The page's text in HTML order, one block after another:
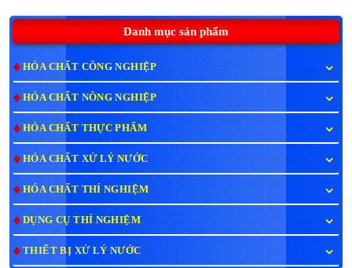
Danh mục sản phẩm
HÓA CHẤT CÔNG NGHIỆP
HÓA CHẤT NÔNG NGHIỆP
HÓA CHẤT THỰC PHẨM
HÓA CHẤT XỬ LÝ NƯỚC
HÓA CHẤT THÍ NGHIỆM
DỤNG CỤ THÍ NGHIỆM
THIẾT BỊ XỬ LÝ NƯỚC
10 CẤP - CAO CẤP